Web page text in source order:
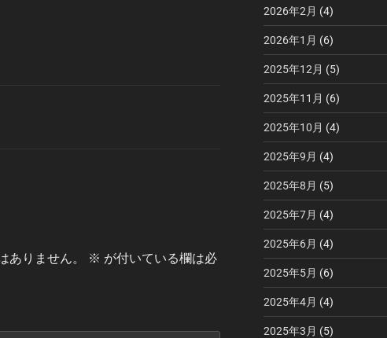
ありません。 ※ が付いている欄は必
2026年2月 (4)
2026年1月 (6)
2025年12月 (5)
2025年11月 (6)
2025年10月 (4)
2025年9月 (4)
2025年8月 (5)
2025年7月 (4)
2025年6月 (4)
2025年5月 (6)
2025年4月 (4)
2025年3月 (5)